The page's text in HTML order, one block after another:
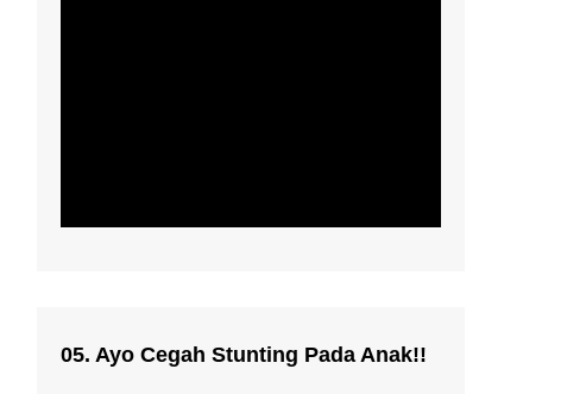
05. Ayo Cegah Stunting Pada Anak!!